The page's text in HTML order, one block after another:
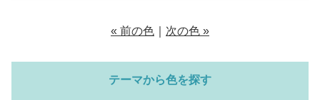
« 前の色 次の色 »
テーマから色を探す